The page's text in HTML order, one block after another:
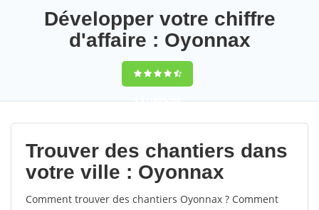
Développer votre chiffre
d'affaire : Oyonnax
9,5(100%)60
votes
Trouver des chantiers dans
votre ville : Oyonnax
Comment trouver des chantiers Oyonnax ? Comment